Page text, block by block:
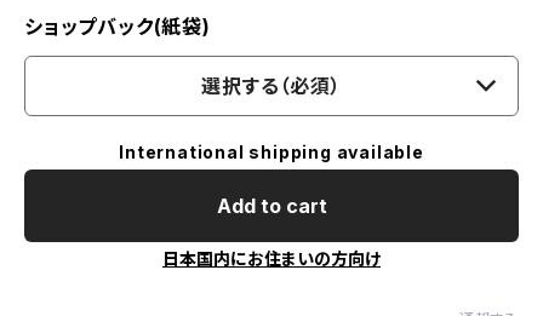
ショップバック(紙袋)
選択する（必須）
International shipping available
Add to cart
日本国内にお住まいの方向け